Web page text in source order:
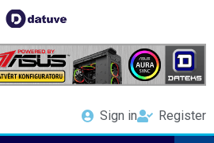
Sign in Register